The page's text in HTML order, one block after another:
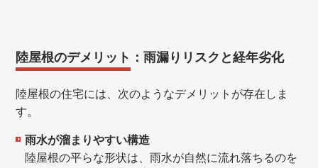
陸屋根のデメリット：雨漏りリスクと経年劣化
陸屋根の住宅には、次のようなデメリットが存在しま
す。
雨水が溜まりやすい構造
陸屋根の平らな形状は、雨水が自然に流れ落ちるのを